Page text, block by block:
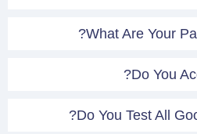
What Are Your
Do You
Do You Test All